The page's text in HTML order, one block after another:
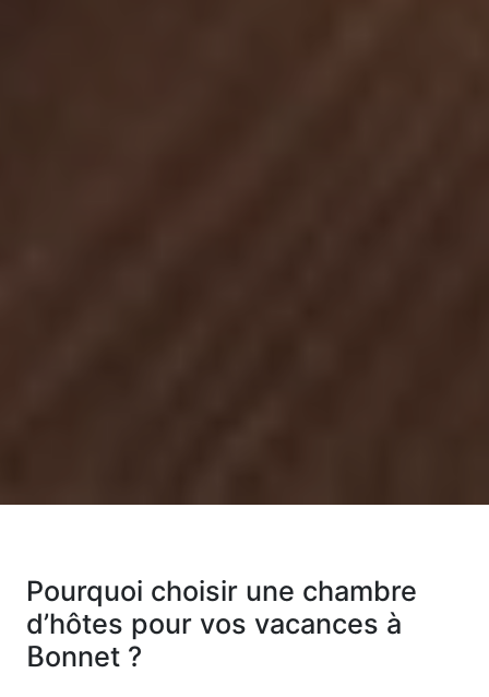
Pourquoi choisir une chambre
d’hôtes pour vos vacances à
Bonnet ?